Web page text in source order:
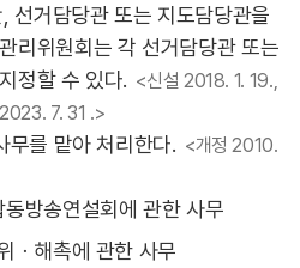
선거담당관 또는 지도담당관을
리위원회는 각 선거담당관 또는
정할 수 있다. <신설 2018. 1. 19.,
7. 31 .>
를 맡아 처리한다. <개정 2010.
방송연설회에 관한 사무
ㆍ해촉에 관한 사무